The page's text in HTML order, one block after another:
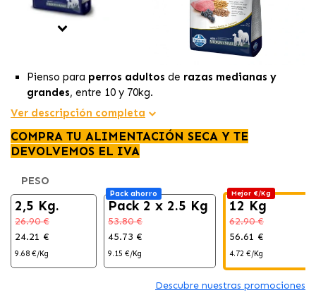
Pienso para perros adultos de razas medianas y
grandes, entre 10 y 70kg.
Contieneingredientes naturales, ecológicos y
saludables
, con la carne de
principal yfuente de proteínas
Contieneantioxidantes
Ver descripción completa
COMPRA TU ALIMENTACIÓN SECA Y TE
DEVOLVEMOS EL IVA
PESO
2,5 Kg.
26.90 €
24.21 €
9.68 €/Kg
Pack ahorro
Pack 2 x 2.5 Kg
53.80 €
45.73 €
9.15 €/Kg
Mejor €/Kg
12 Kg
62.90 €
56.61 €
4.72 €/Kg
Descubre nuestras promociones